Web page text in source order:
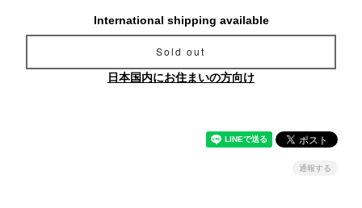
International shipping available
Sold out
日本国内にお住まいの方向け
通報する